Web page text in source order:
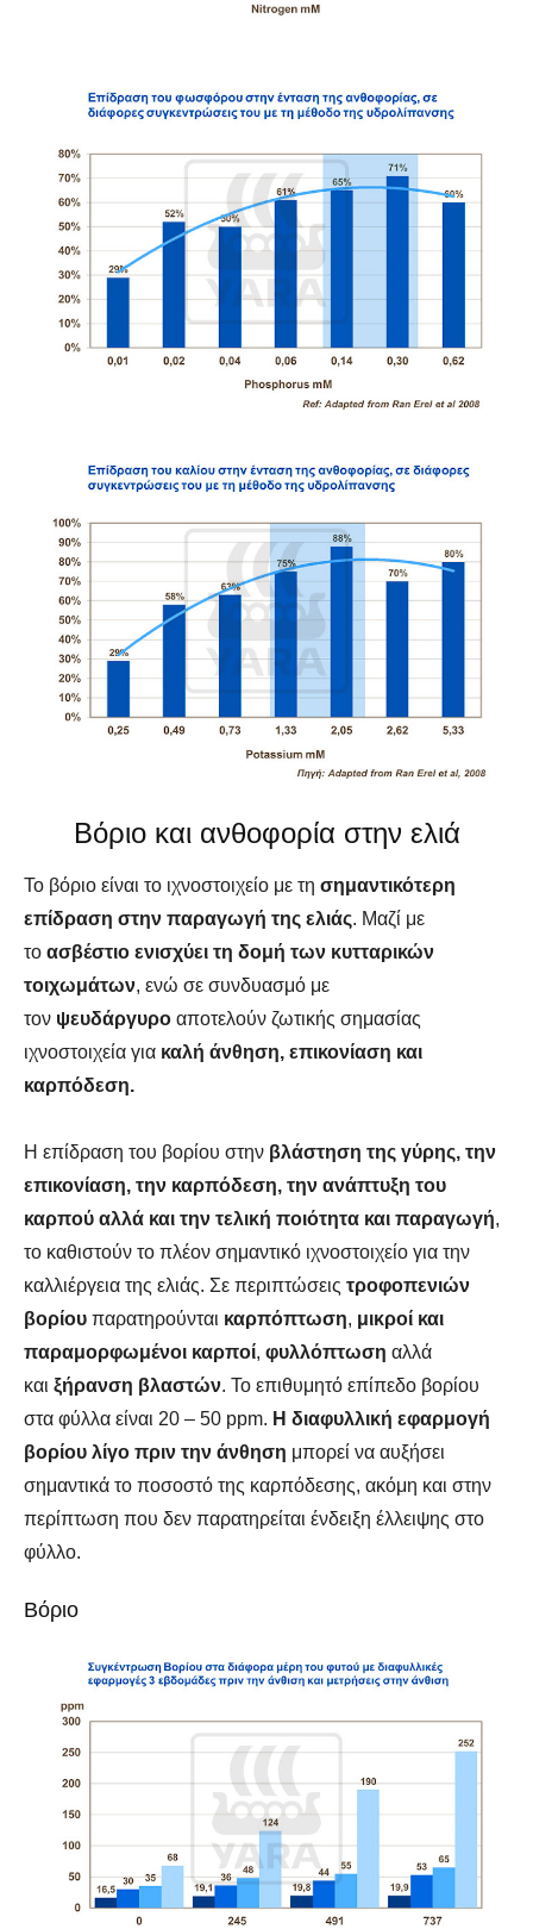
Βόριο και ανθοφορία στην ελιά
Το βόριο είναι το ιχνοστοιχείο με τη σημαντικότερη
επίδραση στην παραγωγή της ελιάς. Μαζί με
το ασβέστιο ενισχύει τη δομή των κυτταρικών
τοιχωμάτων, ενώ σε συνδυασμό με
τον ψευδάργυρο αποτελούν ζωτικής σημασίας
ιχνοστοιχεία για καλή άνθηση, επικονίαση και
καρπόδεση.
Η επίδραση του βορίου στην βλάστηση της γύρης, την
επικονίαση, την καρπόδεση, την ανάπτυξη του
καρπού αλλά και την τελική ποιότητα και παραγωγή,
το καθιστούν το πλέον σημαντικό ιχνοστοιχείο για την
καλλιέργεια της ελιάς. Σε περιπτώσεις τροφοπενιών
βορίου παρατηρούνται καρπόπτωση, μικροί και
παραμορφωμένοι καρποί, φυλλόπτωση αλλά
και ξήρανση βλαστών. Το επιθυμητό επίπεδο βορίου
στα φύλλα είναι 20 – 50 ppm. Η διαφυλλική εφαρμογή
βορίου λίγο πριν την άνθηση μπορεί να αυξήσει
σημαντικά το ποσοστό της καρπόδεσης, ακόμη και στην
περίπτωση που δεν παρατηρείται ένδειξη έλλειψης στο
φύλλο.
Βόριο